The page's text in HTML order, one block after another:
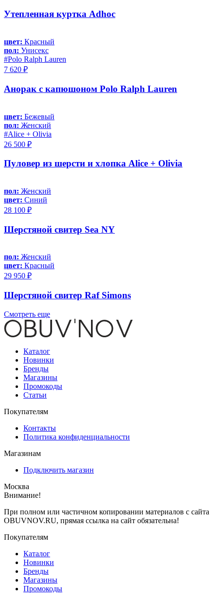
Утепленная куртка Adhoc
цвет: Красный
пол: Унисекс
#Polo Ralph Lauren
7 620 ₽
Анорак с капюшоном Polo Ralph Lauren
цвет: Бежевый
пол: Женский
#Alice + Olivia
26 500 ₽
Пуловер из шерсти и хлопка Alice + Olivia
пол: Женский
цвет: Синий
28 100 ₽
Шерстяной свитер Sea NY
пол: Женский
цвет: Красный
29 950 ₽
Шерстяной свитер Raf Simons
Смотреть еще
Каталог
Новинки
Бренды
Магазины
Промокоды
Статьи
Покупателям
Контакты
Политика конфиденциальности
Магазинам
Подключить магазин
Москва
Внимание!
При полном или частичном копировании материалов с сайта
OBUVNOV.RU, прямая ссылка на сайт обязательна!
Покупателям
Каталог
Новинки
Бренды
Магазины
Промокоды